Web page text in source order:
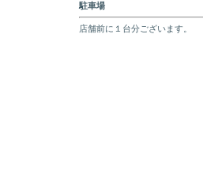
駐車場
店舗前に１台分ございます。